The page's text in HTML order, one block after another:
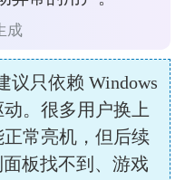
成
议只依赖 Windows
。很多用户换上
常亮机，但后续
板找不到、游戏